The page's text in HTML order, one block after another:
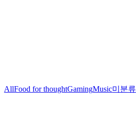
AllFood for thoughtGamingMusic미분류